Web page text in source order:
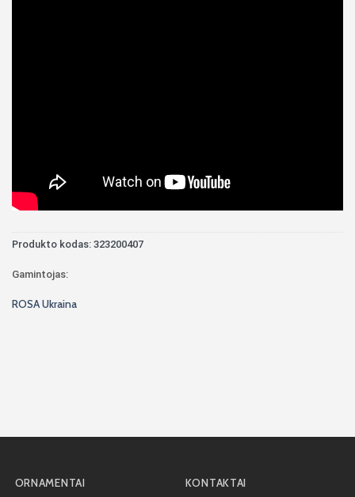
Produkto kodas: 323200407
Gamintojas:
ROSA Ukraina
ORNAMENTAI KONTAKTAI